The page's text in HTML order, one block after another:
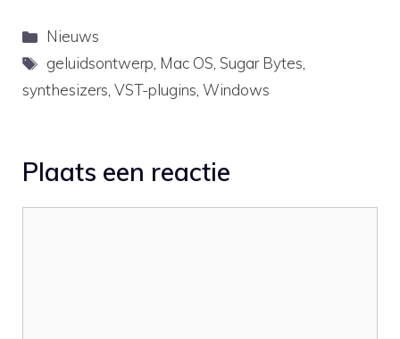
Categorieën
Nieuws
Tags
geluidsontwerp, Mac OS,Sugar Bytes,
synthesizers, VST-plugins, Windows
Plaats een reactie